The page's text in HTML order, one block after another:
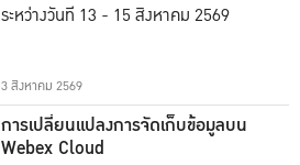
ระหว่างวันที่ 13 - 15 สิงหาคม 2569
3 สิงหาคม 2569
การเปลี่ยนแปลงการจัดเก็บข้อมูลบน
Webex Cloud